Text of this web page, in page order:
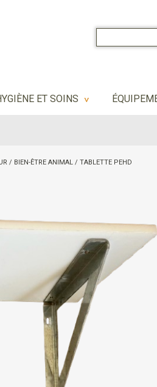
ET SOINS >
/ BIEN-ÊTRE ANIMAL / TABLETTE PEHD